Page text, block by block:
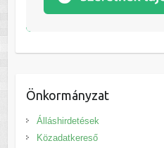
Önkormányzat
Álláshirdetések
Közadatkereső